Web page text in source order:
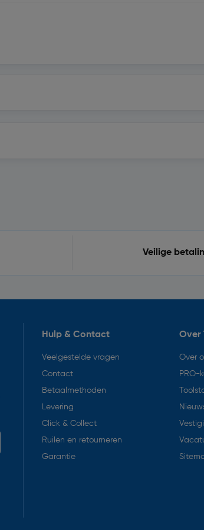
Veilige
Hulp & Contact
Veelgestelde vragen
Contact
Betaalmethoden
Levering
Click & Collect
Ruilen en retourneren
Garantie
Over
Over
PRO-